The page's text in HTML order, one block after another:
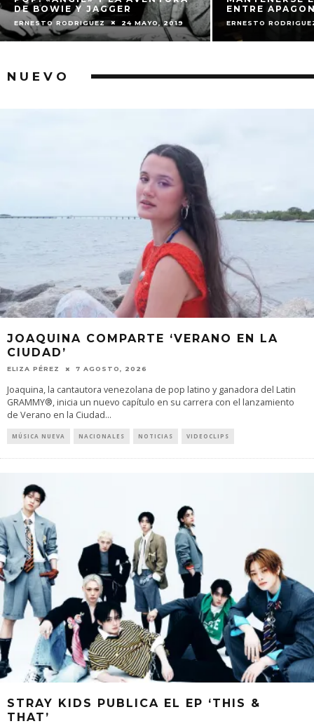
DE BOWIE Y JAGGER
ERNESTO RODRIGUEZ 24 MAYO, 2019
ENTRE
ERNESTO
NUEVO
JOAQUINA COMPARTE ‘VERANO EN LA
CIUDAD’
ELIZA PÉREZ 7 AGOSTO, 2026
Joaquina, la cantautora venezolana de pop latino y ganadora del Latin
GRAMMY®, inicia un nuevo capítulo en su carrera con el lanzamiento
de Verano en la Ciudad...
MÚSICA NUEVA NACIONALES NOTICIAS VIDEOCLIPS
STRAY KIDS PUBLICA EL EP ‘THIS &
THAT’